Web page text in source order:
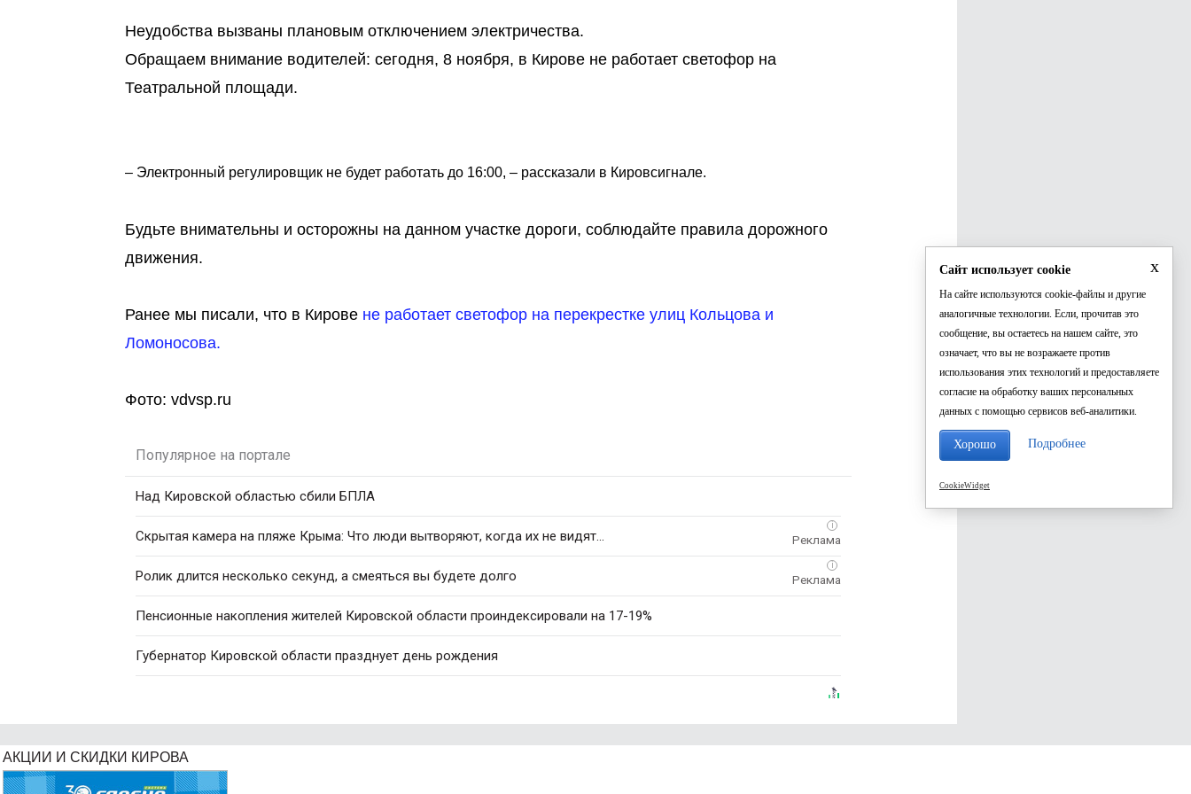
Неудобства вызваны плановым отключением электричества.
Обращаем внимание водителей: сегодня, 8 ноября, в Кирове не работает светофор на
Театральной площади.
– Электронный регулировщик не будет работать до 16:00, – рассказали в Кировсигнале.
Будьте внимательны и осторожны на данном участке дороги, соблюдайте правила дорожного
движения.
Ранее мы писали, что в Кирове не работает светофор на перекрестке улиц Кольцова и
Ломоносова.
Фото: vdvsp.ru
Популярное на портале
Над Кировской областью сбили БПЛА
i
Скрытая камера на пляже Крыма: Что люди вытворяют, когда их не видят...
i
Ролик длится несколько секунд, а смеяться вы будете долго
Пенсионные накопления жителей Кировской области проиндексировали на 17-19%
Губернатор Кировской области празднует день рождения
АКЦИИ И СКИДКИ КИРОВА
x
Сайт использует cookie
На сайте используются cookie-файлы и другие
аналогичные технологии. Если, прочитав это
сообщение, вы остаетесь на нашем сайте, это
означает, что вы не возражаете против
использования этих технологий и предоставляете
согласие на обработку ваших персональных
данных с помощью сервисов веб-аналитики.
Хорошо Подробнее
CookieWidget